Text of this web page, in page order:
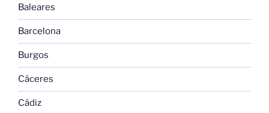
Baleares
Barcelona
Burgos
Cáceres
Cádiz